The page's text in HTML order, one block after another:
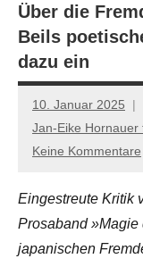
Lyrik,
Essay
Über die
Beils
dazu ein
10. Januar 2025
Jan-Eike Hornauer
Keine Kommentare
Eingestreute Kritik
Prosaband »Magie
japanischen